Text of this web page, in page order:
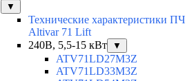
▼
Технические характеристики ПЧ
Altivar 71 Lift
240В, 5,5-15 кВт
▼
ATV71LD27M3Z
ATV71LD33M3Z